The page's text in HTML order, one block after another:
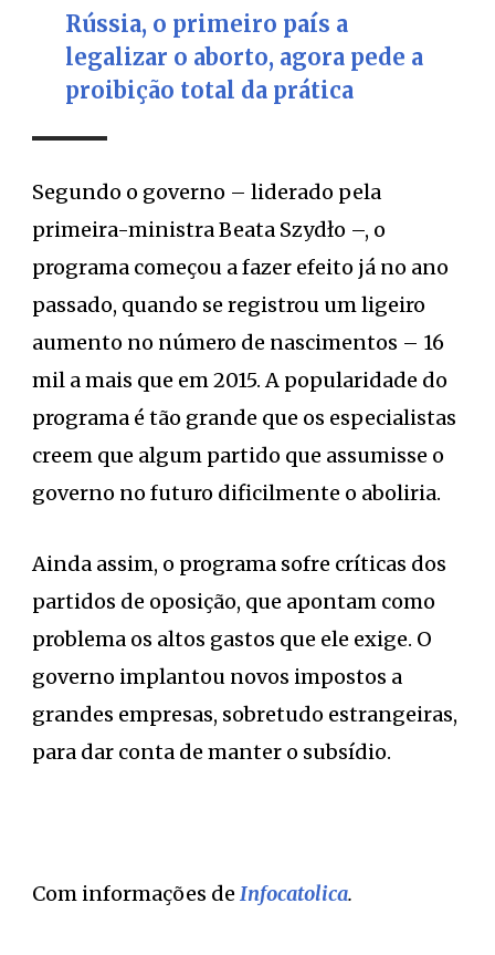
Rússia, o primeiro país a
legalizar o aborto, agora pede a
proibição total da prática
Segundo o governo – liderado pela
primeira-ministra Beata Szydło –, o
programa começou a fazer efeito já no ano
passado, quando se registrou um ligeiro
aumento no número de nascimentos – 16
mil a mais que em 2015. A popularidade do
programa é tão grande que os especialistas
creem que algum partido que assumisse o
governo no futuro dificilmente o aboliria.
Ainda assim, o programa sofre críticas dos
partidos de oposição, que apontam como
problema os altos gastos que ele exige. O
governo implantou novos impostos a
grandes empresas, sobretudo estrangeiras,
para dar conta de manter o subsídio.
Com informações de Infocatolica.